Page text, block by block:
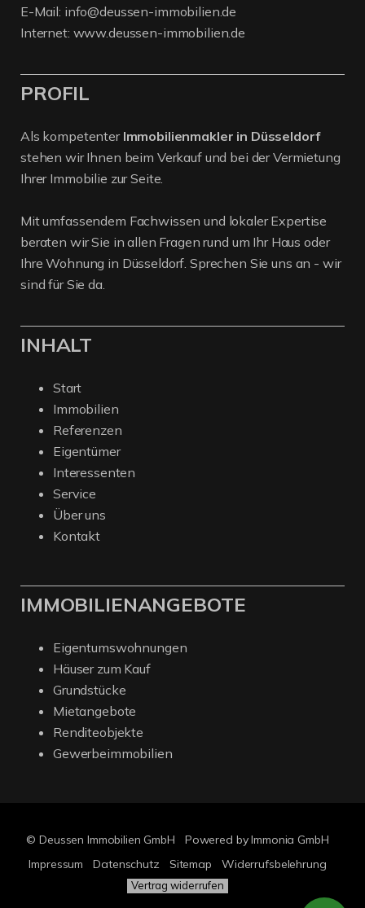
E-Mail: info@deussen-immobilien.de
Internet: www.deussen-immobilien.de
PROFIL
Als kompetenter Immobilienmakler in Düsseldorf
stehen wir Ihnen beim Verkauf und bei der Vermietung
Ihrer Immobilie zur Seite.
Mit umfassendem Fachwissen und lokaler Expertise
beraten wir Sie in allen Fragen rund um Ihr Haus oder
Ihre Wohnung in Düsseldorf. Sprechen Sie uns an - wir
sind für Sie da.
INHALT
Start
Immobilien
Referenzen
Eigentümer
Interessenten
Service
Über uns
Kontakt
IMMOBILIENANGEBOTE
Eigentumswohnungen
Häuser zum Kauf
Grundstücke
Mietangebote
Renditeobjekte
Gewerbeimmobilien
© Deussen Immobilien GmbH
Powered by Immonia GmbH
Impressum
Datenschutz Sitemap Widerrufsbelehrung
Vertrag widerrufen